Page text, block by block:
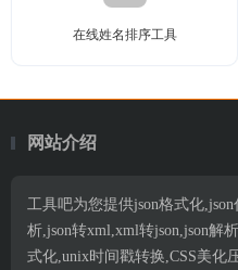
在线姓名排序工具
网站介绍
工具吧为您提供json格式化
析,json转xml,xml转json,json解
式化,unix时间戳转换,CSS美化